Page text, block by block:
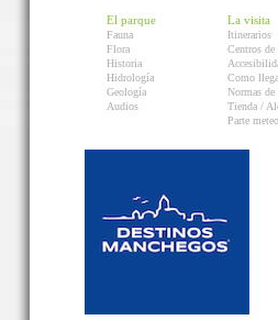
El parque
Fauna
Flora
Historia
Hidrología
Geología
Audios
La visita
Itinerarios
Centros de
Como
Normas
Tienda /
Parte